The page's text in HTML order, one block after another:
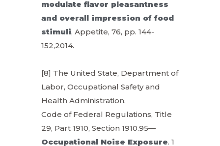
modulate flavor pleasantness
and overall impression of food
stimuli, Appetite, 76, pp. 144-
152,2014.
[8] The United State, Department of
Labor, Occupational Safety and
Health Administration.
Code of Federal Regulations, Title
29, Part 1910, Section 1910.95—
Occupational Noise Exposure. 1